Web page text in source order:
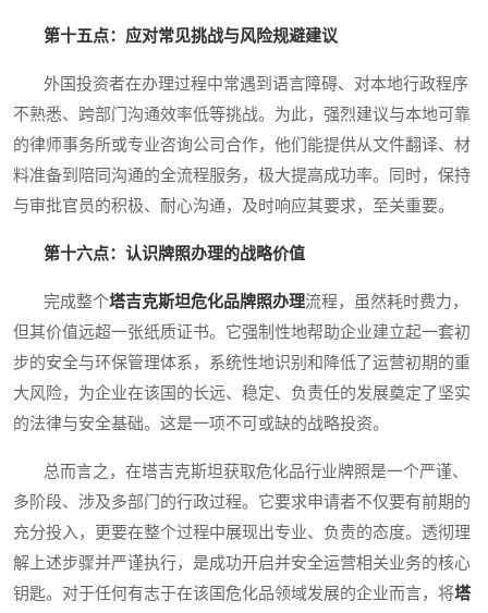
第十五点：应对常见挑战与风险规避建议
外国投资者在办理过程中常遇到语言障碍、对本地行政程序
不熟悉、跨部门沟通效率低等挑战。为此，强烈建议与本地可靠
的律师事务所或专业咨询公司合作，他们能提供从文件翻译、材
料准备到陪同沟通的全流程服务，极大提高成功率。同时，保持
与审批官员的积极、耐心沟通，及时响应其要求，至关重要。
第十六点：认识牌照办理的战略价值
完成整个塔吉克斯坦危化品牌照办理流程，虽然耗时费力，
但其价值远超一张纸质证书。它强制性地帮助企业建立起一套初
步的安全与环保管理体系，系统性地识别和降低了运营初期的重
大风险，为企业在该国的长远、稳定、负责任的发展奠定了坚实
的法律与安全基础。这是一项不可或缺的战略投资。
总而言之，在塔吉克斯坦获取危化品行业牌照是一个严谨、
多阶段、涉及多部门的行政过程。它要求申请者不仅要有前期的
充分投入，更要在整个过程中展现出专业、负责的态度。透彻理
解上述步骤并严谨执行，是成功开启并安全运营相关业务的核心
钥匙。对于任何有志于在该国危化品领域发展的企业而言，将塔